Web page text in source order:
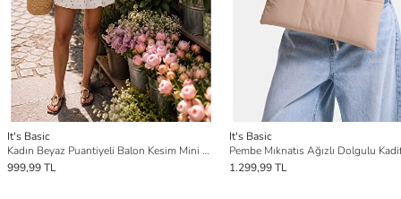
It's Basic
Kadın Beyaz Puantiyeli Balon Kesim Mini Etek
999,99 TL
It's Basic
1.299,99 TL